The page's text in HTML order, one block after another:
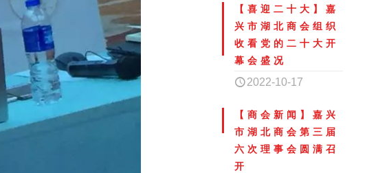
【喜迎二十大】嘉
兴市湖北商会组织
收看党的二十大开
幕会盛况
2022-10-17
【商会新闻】嘉兴
市湖北商会第三届
六次理事会圆满召
开